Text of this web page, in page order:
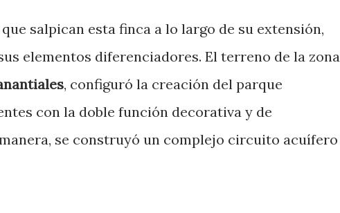
salpican esta finca a lo largo de su extensión,
elementos diferenciadores. El terreno de la zona
, configuró la creación del parque
con la doble función decorativa y de
se construyó un complejo circuito acuífero